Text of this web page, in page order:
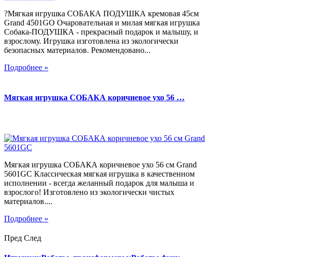
?Мягкая игрушка СОБАКА ПОДУШКА кремовая 45см
Grand 4501GO Очаровательная и милая мягкая игрушка
Собака-ПОДУШКА - прекрасный подарок и малышу, и
взрослому. Игрушка изготовлена из экологически
безопасных материалов. Рекомендовано...
Подробнее »
Мягкая игрушка СОБАКА коричневое ухо 56 …
Мягкая игрушка СОБАКА коричневое ухо 56 см Grand
5601GC Классическая мягкая игрушка в качественном
исполнении - всегда желанный подарок для малыша и
взрослого! Изготовлено из экологически чистых
материалов....
Подробнее »
Пред След